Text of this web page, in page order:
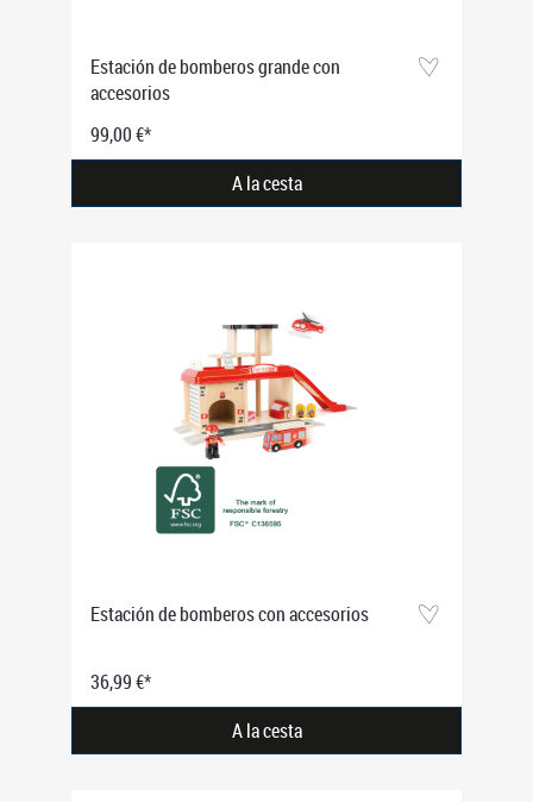
Estación de bomberos grande con
accesorios
99,00 €*
A la cesta
Estación de bomberos con accesorios
36,99 €*
A la cesta